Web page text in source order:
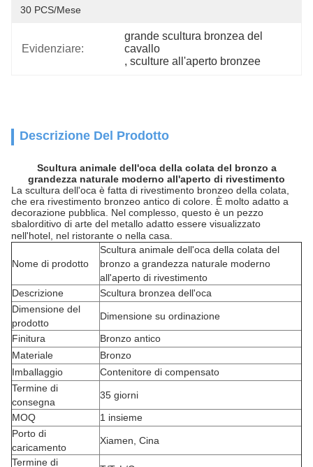
30 PCS/mese
Evidenziare:
grande scultura bronzea del
cavallo
, sculture all'aperto bronzee
Descrizione Del Prodotto
Scultura animale dell'oca della colata del bronzo a
grandezza naturale moderno all'aperto di rivestimento
La scultura dell'oca è fatta di rivestimento bronzeo della colata,
che era rivestimento bronzeo antico di colore. È molto adatto a
decorazione pubblica. Nel complesso, questo è un pezzo
sbalorditivo di arte del metallo adatto essere visualizzato
nell'hotel, nel ristorante o nella casa.
Nome di prodotto
Scultura animale dell'oca della colata del
bronzo a grandezza naturale moderno
all'aperto di rivestimento
Descrizione
Scultura bronzea dell'oca
Dimensione del
prodotto
Dimensione su ordinazione
Finitura
Bronzo antico
Materiale
Bronzo
Imballaggio
Contenitore di compensato
Termine di
consegna
35 giorni
MOQ
1 insieme
Porto di
caricamento
Xiamen, Cina
Termine di